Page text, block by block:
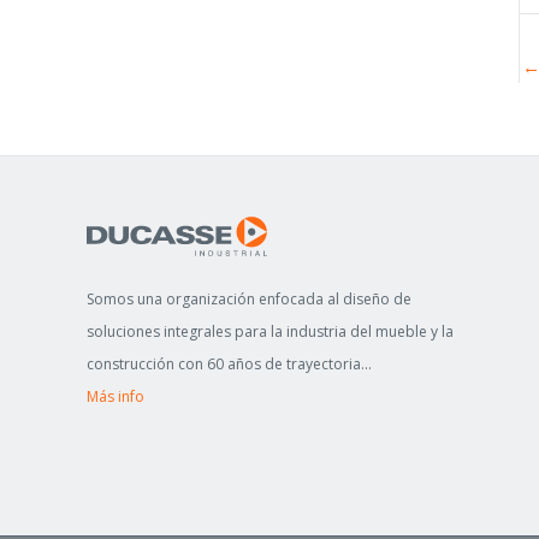
←
Somos una organización enfocada al diseño de
soluciones integrales para la industria del mueble y la
construcción con 60 años de trayectoria...
Más info